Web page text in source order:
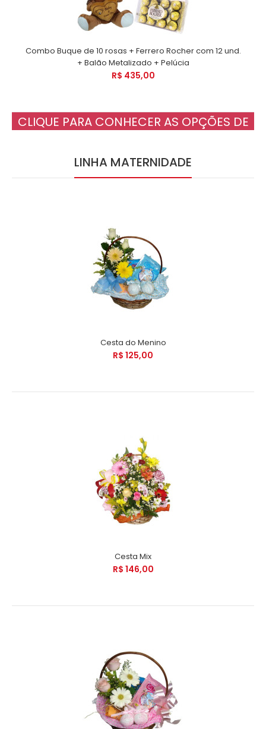
Combo Buque de 10 rosas + Ferrero Rocher com 12 und.
+ Balão Metalizado + Pelúcia
R$ 435,00
CLIQUE PARA CONHECER AS OPÇÕES DE
LINHA MATERNIDADE
Cesta do Menino
R$ 125,00
Cesta Mix
R$ 146,00